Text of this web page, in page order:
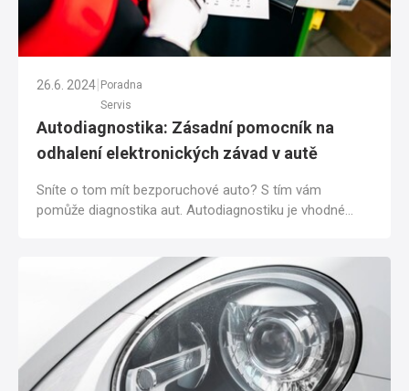
26.6. 2024 Poradna
Servis
Autodiagnostika: Zásadní pomocník na
odhalení elektronických závad v autě
Sníte o tom mít bezporuchové auto? S tím vám
pomůže diagnostika aut. Autodiagnostiku je vhodné